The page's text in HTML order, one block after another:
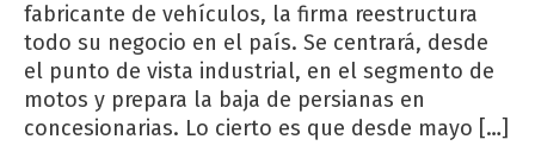
fabricante de vehículos, la firma reestructura
todo su negocio en el país. Se centrará, desde
el punto de vista industrial, en el segmento de
motos y prepara la baja de persianas en
concesionarias. Lo cierto es que desde mayo […]